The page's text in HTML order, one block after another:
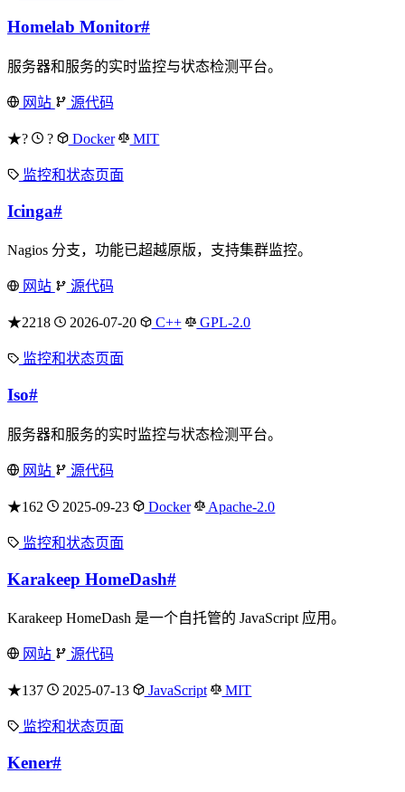
Homelab Monitor#
服务器和服务的实时监控与状态检测平台。
网站 源代码
★? ? Docker MIT
监控和状态页面
Icinga#
Nagios 分支，功能已超越原版，支持集群监控。
网站 源代码
★2218 2026-07-20 C++ GPL-2.0
监控和状态页面
Iso#
服务器和服务的实时监控与状态检测平台。
网站 源代码
★162 2025-09-23 Docker Apache-2.0
监控和状态页面
Karakeep HomeDash#
Karakeep HomeDash 是一个自托管的 JavaScript 应用。
网站 源代码
★137 2025-07-13 JavaScript MIT
监控和状态页面
Kener#